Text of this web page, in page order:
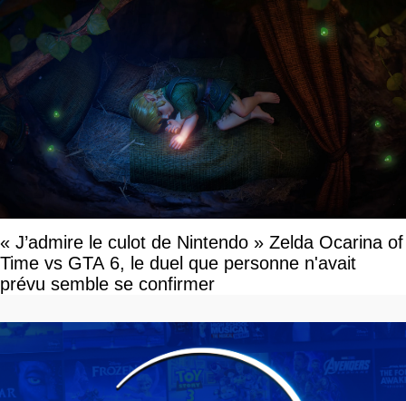
« J’admire le culot de Nintendo » Zelda Ocarina of
Time vs GTA 6, le duel que personne n'avait
prévu semble se confirmer